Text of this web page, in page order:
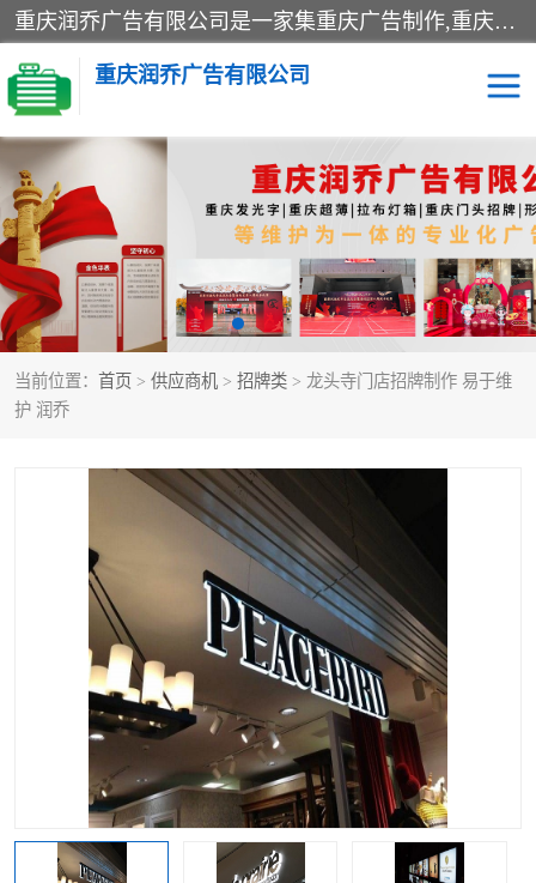
重庆润乔广告有限公司是一家集重庆广告制作,重庆标识标牌,亚克力发光字,led发光字,树脂发光字,超薄灯箱,拉布灯箱,吸塑灯箱,门头招牌,企业形象墙,写真喷绘,x展架,拉网展架,广告展架,条幅,锦旗设计,制作,施工,维护为一体的专业化广告公司.
重庆润乔广告有限公司
当前位置： 首页 > 供应商机 > 招牌类 > 龙头寺门店招牌制作 易于维
护 润乔
招牌类 发光字类
灯箱类 形象墙类
标识标牌类 写真喷绘类
展架 条幅